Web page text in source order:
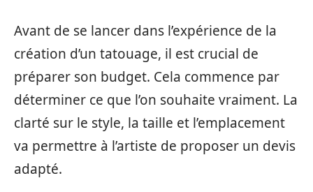
Avant de se lancer dans l’expérience de la
création d’un tatouage, il est crucial de
préparer son budget. Cela commence par
déterminer ce que l’on souhaite vraiment. La
clarté sur le style, la taille et l’emplacement
va permettre à l’artiste de proposer un devis
adapté.